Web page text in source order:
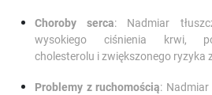
Choroby serca: Nadmiar
wysokiego ciśnienia krwi,
cholesterolu i zwiększonego ryzyka
Problemy z ruchomością: Nadmiar